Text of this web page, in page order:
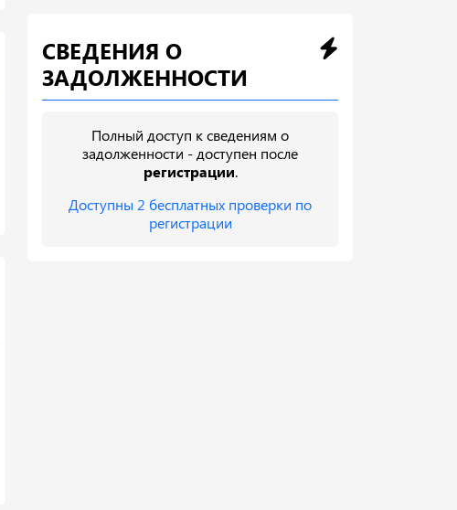
СВЕДЕНИЯ О
ЗАДОЛЖЕННОСТИ
Полный доступ к сведениям о
задолженности - доступен после
регистрации.
Доступны 2 бесплатных проверки по
регистрации